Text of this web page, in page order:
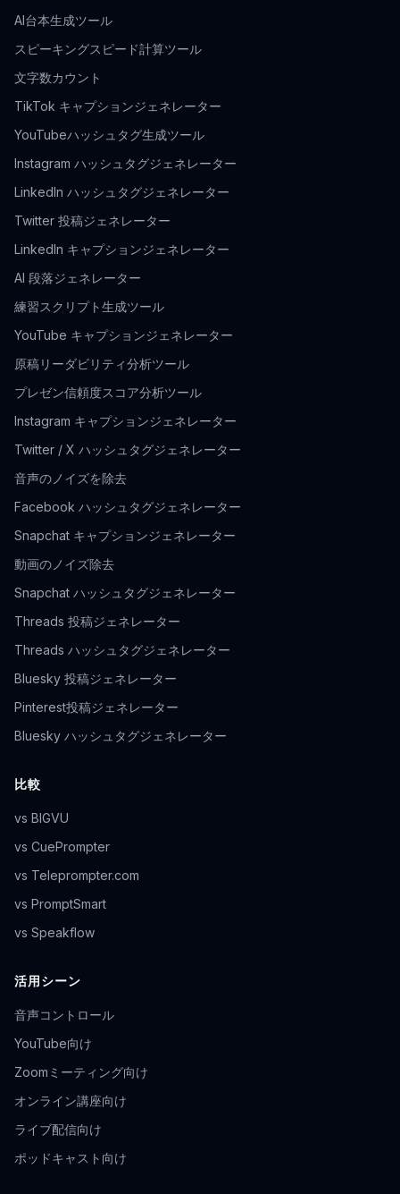
AI台本生成ツール
スピーキングスピード計算ツール
文字数カウント
TikTok キャプションジェネレーター
YouTubeハッシュタグ生成ツール
Instagram ハッシュタグジェネレーター
LinkedIn ハッシュタグジェネレーター
Twitter 投稿ジェネレーター
LinkedIn キャプションジェネレーター
AI 段落ジェネレーター
練習スクリプト生成ツール
YouTube キャプションジェネレーター
原稿リーダビリティ分析ツール
プレゼン信頼度スコア分析ツール
Instagram キャプションジェネレーター
Twitter / X ハッシュタグジェネレーター
音声のノイズを除去
Facebook ハッシュタグジェネレーター
Snapchat キャプションジェネレーター
動画のノイズ除去
Snapchat ハッシュタグジェネレーター
Threads 投稿ジェネレーター
Threads ハッシュタグジェネレーター
Bluesky 投稿ジェネレーター
Pinterest投稿ジェネレーター
Bluesky ハッシュタグジェネレーター
比較
vs BIGVU
vs CuePrompter
vs Teleprompter.com
vs PromptSmart
vs Speakflow
活用シーン
音声コントロール
YouTube向け
Zoomミーティング向け
オンライン講座向け
ライブ配信向け
ポッドキャスト向け